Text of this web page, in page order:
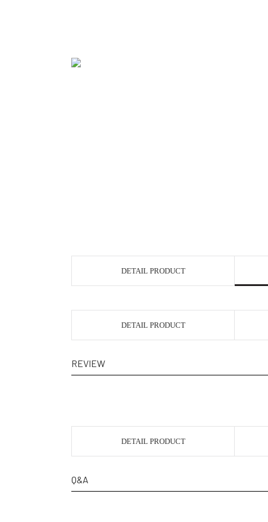
DETAIL PRODUCT
DETAIL PRODUCT
REVIEW
DETAIL PRODUCT
Q&A